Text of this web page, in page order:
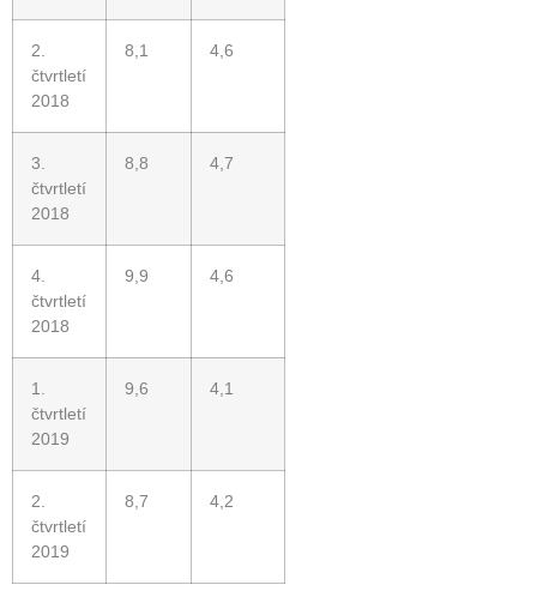
2.
čtvrtletí
2018
8,1 4,6
3.
čtvrtletí
2018
8,8 4,7
4.
čtvrtletí
2018
9,9 4,6
1.
čtvrtletí
2019
9,6 4,1
2.
čtvrtletí
2019
8,7 4,2